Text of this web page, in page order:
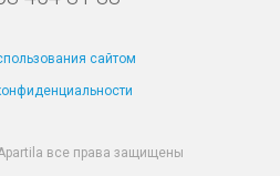
сайтом
все права защищены